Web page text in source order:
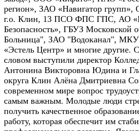
регион», ЗАО «Навигатор
г.о. Клин, 13 ПСО ФПС ГПС, АО
Безопасность», ГБУЗ Московской
Больница", ЗАО "Водоканал",
«Эстель Центр» и многие другие.
словом выступили директор
Антонина Викторовна Юдина и
округа Клин Алёна Дмитриевна
современном мире вопрос
самым важным. Молодые люди
получить качественное
работу, которая обеспечит им